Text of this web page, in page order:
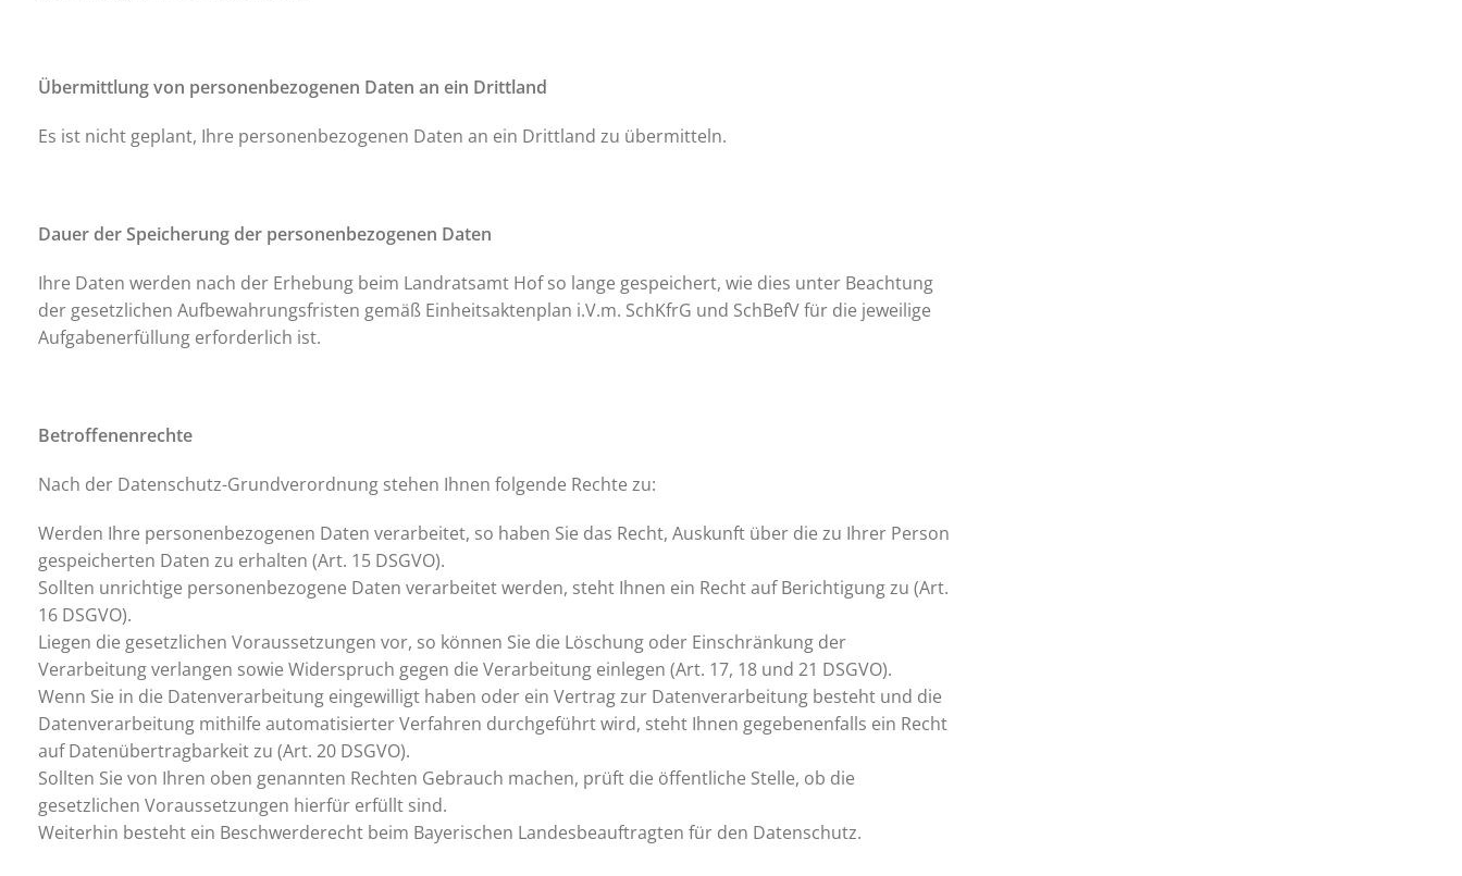
Übermittlung von personenbezogenen Daten an ein Drittland
Es ist nicht geplant, Ihre personenbezogenen Daten an ein Drittland zu übermitteln.
Dauer der Speicherung der personenbezogenen Daten
Ihre Daten werden nach der Erhebung beim Landratsamt Hof so lange gespeichert, wie dies unter Beachtung
der gesetzlichen Aufbewahrungsfristen gemäß Einheitsaktenplan i.V.m. SchKfrG und SchBefV für die jeweilige
Aufgabenerfüllung erforderlich ist.
Betroffenenrechte
Nach der Datenschutz-Grundverordnung stehen Ihnen folgende Rechte zu:
Werden Ihre personenbezogenen Daten verarbeitet, so haben Sie das Recht, Auskunft über die zu Ihrer Person
gespeicherten Daten zu erhalten (Art. 15 DSGVO).
Sollten unrichtige personenbezogene Daten verarbeitet werden, steht Ihnen ein Recht auf Berichtigung zu (Art.
16 DSGVO).
Liegen die gesetzlichen Voraussetzungen vor, so können Sie die Löschung oder Einschränkung der
Verarbeitung verlangen sowie Widerspruch gegen die Verarbeitung einlegen (Art. 17, 18 und 21 DSGVO).
Wenn Sie in die Datenverarbeitung eingewilligt haben oder ein Vertrag zur Datenverarbeitung besteht und die
Datenverarbeitung mithilfe automatisierter Verfahren durchgeführt wird, steht Ihnen gegebenenfalls ein Recht
auf Datenübertragbarkeit zu (Art. 20 DSGVO).
Sollten Sie von Ihren oben genannten Rechten Gebrauch machen, prüft die öffentliche Stelle, ob die
gesetzlichen Voraussetzungen hierfür erfüllt sind.
Weiterhin besteht ein Beschwerderecht beim Bayerischen Landesbeauftragten für den Datenschutz.